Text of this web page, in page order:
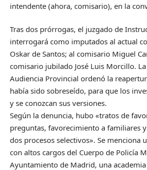
intendente (ahora, comisario), en la
Tras dos prórrogas, el juzgado de
interrogará como imputados al actual
Oskar de Santos; al comisario Miguel
comisario jubilado José Luis Morcillo. La
Audiencia Provincial ordenó la
había sido sobreseído, para que los
y se conozcan sus versiones.
Según la denuncia, hubo «tratos de
preguntas, favorecimiento a familiares
dos procesos selectivos». Se menciona
con altos cargos del Cuerpo de Policía
Ayuntamiento de Madrid, una